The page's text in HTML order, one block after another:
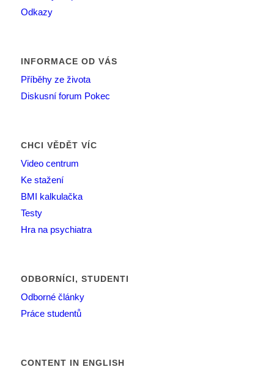
Odkazy
INFORMACE OD VÁS
Příběhy ze života
Diskusní forum Pokec
CHCI VĚDĚT VÍC
Video centrum
Ke stažení
BMI kalkulačka
Testy
Hra na psychiatra
ODBORNÍCI, STUDENTI
Odborné články
Práce studentů
CONTENT IN ENGLISH